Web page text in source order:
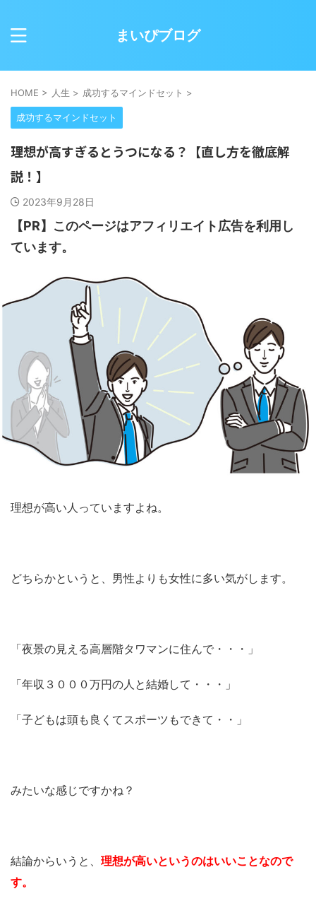
まいぴブログ
HOME > 人生 > 成功するマインドセット >
成功するマインドセット
理想が高すぎるとうつになる？【直し方を徹底解
説！】
2023年9月28日
【PR】このページはアフィリエイト広告を利用し
ています。
理想が高い人っていますよね。
どちらかというと、男性よりも女性に多い気がします。
「夜景の見える高層階タワマンに住んで・・・」
「年収３０００万円の人と結婚して・・・」
「子どもは頭も良くてスポーツもできて・・」
みたいな感じですかね？
結論からいうと、 理想が高いというのはいいことなので
す。